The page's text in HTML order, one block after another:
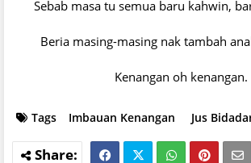
Sebab masa tu semua baru kahwin,
Beria masing-masing nak tambah
Kenangan oh kenangan.
Tags Imbauan Kenangan Jus